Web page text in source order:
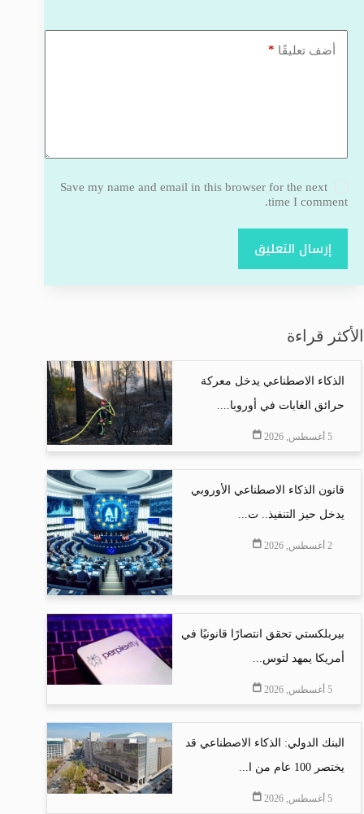
أضف تعليقًا *
Save my name and email in this browser for the next
time I comment.
إرسال التعليق
الأكثر قراءة
الذكاء الاصطناعي يدخل معركة
حرائق الغابات في أوروبا....
5 أغسطس, 2026
قانون الذكاء الاصطناعي الأوروبي
يدخل حيز التنفيذ.. ت...
2 أغسطس, 2026
بيربلكستي تحقق انتصارًا قانونيًا في
أمريكا يمهد لتوس...
5 أغسطس, 2026
البنك الدولي: الذكاء الاصطناعي قد
يختصر 100 عام من ا...
5 أغسطس, 2026